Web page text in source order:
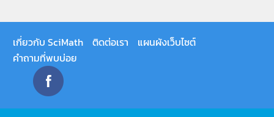
เกี่ยวกับ SciMath ติดต่อเรา
แผนผังเว็บไซต์
คำถามที่พบบ่อย